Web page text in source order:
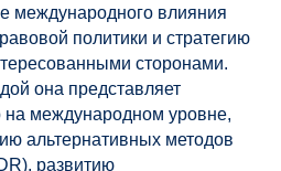
международного влияния
политики и стратегию
сторонами.
она представляет
на международном уровне,
альтернативных методов
развитию